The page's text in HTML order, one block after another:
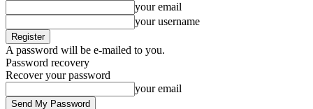
your email
your username
A password will be e-mailed to you.
Password recovery
Recover your password
your email